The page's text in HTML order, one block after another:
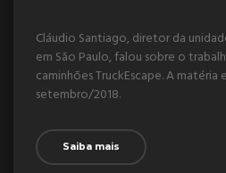
Cláudio Santiago, diretor da
em São Paulo, falou sobre o
caminhões TruckEscape. A matéria
setembro/2018.
Saiba mais